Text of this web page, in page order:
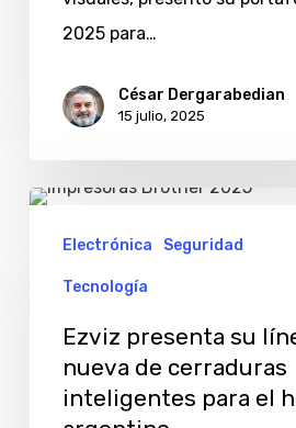
2025 para…
César Dergarabedian
15 julio, 2025
Ezviz
presenta
nueva
Electrónica Seguridad
Tecnología
Ezviz presenta su
nueva de cerraduras
inteligentes para el